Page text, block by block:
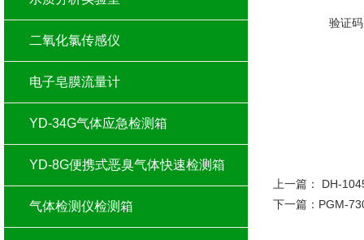
验证
上一篇： DH-
下一篇： PGM-
二氧化氯传感仪
电子皂膜流量计
YD-34G气体应急检测箱
YD-8G便携式恶臭气体快速检测箱
气体检测仪检测箱